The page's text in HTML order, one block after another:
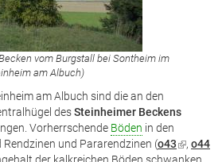
vom Burgstall bei Sontheim im
am Albuch)
am Albuch sind die an den
desSteinheimer Beckens
Vorherrschende Böden in den
Rendzinen und Pararendzinen (o43(Link
, o44